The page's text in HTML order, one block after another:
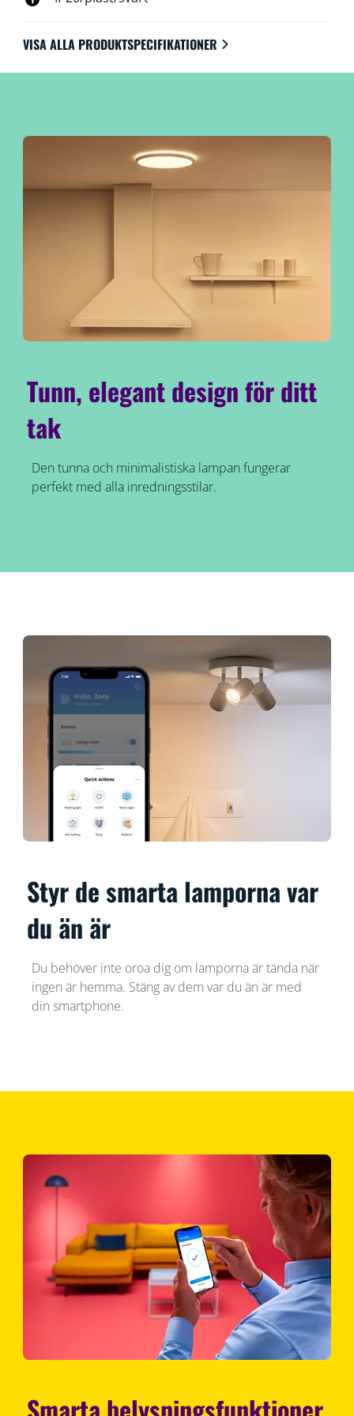
VISA ALLA PRODUKTSPECIFIKATIONER
Tunn, elegant design för ditt
tak
Den tunna och minimalistiska lampan fungerar
perfekt med alla inredningsstilar.
Styr de smarta lamporna var
du än är
Du behöver inte oroa dig om lamporna är tända när
ingen är hemma. Stäng av dem var du än är med
din smartphone.